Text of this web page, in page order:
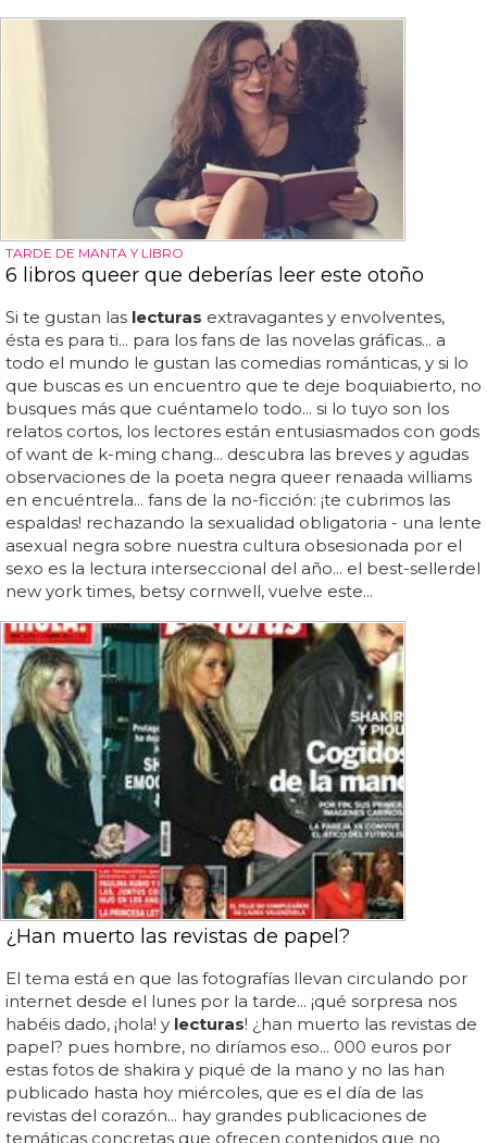
TARDE DE MANTA Y LIBRO
6 libros queer que deberías leer este otoño
Si te gustan las lecturas extravagantes y envolventes,
ésta es para ti... para los fans de las novelas gráficas... a
todo el mundo le gustan las comedias románticas, y si lo
que buscas es un encuentro que te deje boquiabierto, no
busques más que cuéntamelo todo... si lo tuyo son los
relatos cortos, los lectores están entusiasmados con gods
of want de k-ming chang... descubra las breves y agudas
observaciones de la poeta negra queer renaada williams
en encuéntrela... fans de la no-ficción: ¡te cubrimos las
espaldas! rechazando la sexualidad obligatoria - una lente
asexual negra sobre nuestra cultura obsesionada por el
sexo es la lectura interseccional del año... el best-sellerdel
new york times, betsy cornwell, vuelve este...
¿Han muerto las revistas de papel?
El tema está en que las fotografías llevan circulando por
internet desde el lunes por la tarde... ¡qué sorpresa nos
habéis dado, ¡hola! y lecturas! ¿han muerto las revistas de
papel? pues hombre, no diríamos eso... 000 euros por
estas fotos de shakira y piqué de la mano y no las han
publicado hasta hoy miércoles, que es el día de las
revistas del corazón... hay grandes publicaciones de
temáticas concretas que ofrecen contenidos que no